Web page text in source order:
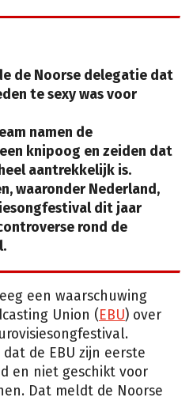
de Noorse delegatie dat
te sexy was voor
namen de
knipoog en zeiden dat
aantrekkelijk is.
waaronder Nederland,
dit jaar
rond de
een waarschuwing
Union (EBU) over
de EBU zijn eerste
en niet geschikt voor
Dat meldt de Noorse